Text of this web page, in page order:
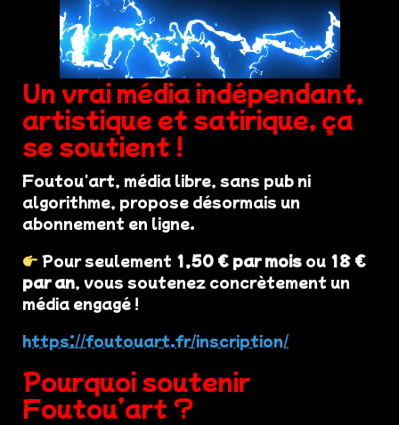
Un vrai média indépendant,
artistique et satirique, ça
se soutient !
Foutou'art, média libre, sans pub ni
algorithme, propose désormais un
abonnement en ligne.
Pour seulement 1,50 € par mois ou 18 €
par an, vous soutenez concrètement un
média engagé !
https://foutouart.fr/inscription/
Pourquoi soutenir
Foutou’art ?